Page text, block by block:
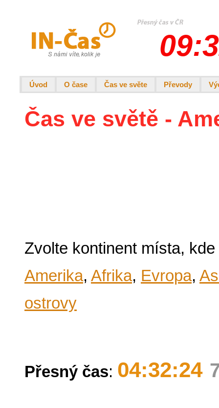
Úvod O čase Čas ve světe Převody
Čas ve světě -
Zvolte kontinent místa,
Amerika, Afrika, Evropa,
ostrovy
Přesný čas: 04:32:24